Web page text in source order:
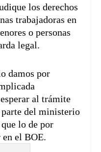
los derechos
trabajadoras en
o personas
legal.
damos por
al trámite
del ministerio
lo de por
en el BOE.